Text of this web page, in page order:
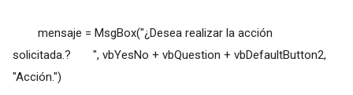
mensaje = MsgBox("¿Desea realizar la acción
solicitada.? ", vbYesNo + vbQuestion + vbDefaultButton2,
"Acción.")